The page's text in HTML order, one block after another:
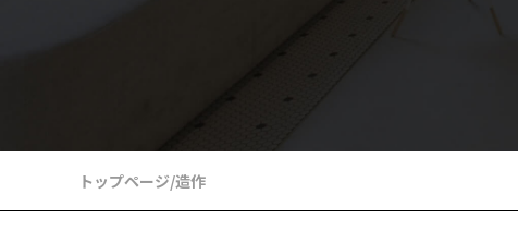
トップページ/造作